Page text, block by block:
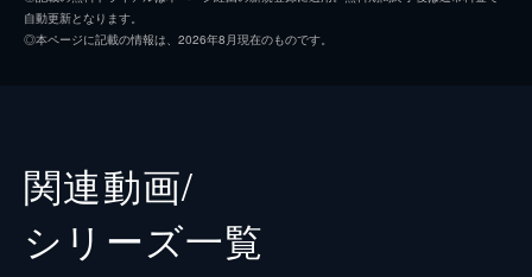
（三倉茉奈）に、自分なりの推理を展開する
塩介（おいでやす小田）。ところが、謎の毒
塩介（おいでやす小田）の裏メニューを頼ん
だ、潮法律事務所で働く大庭蒼生（赤楚衛
二）。大庭は、高校時代の同級生に約束を４
回もドタキャンされているというのだが…。
自動更新となります。
◎本ページに記載の情報は、2026年8月現在のものです。
関連動画/
シリーズ⼀覧